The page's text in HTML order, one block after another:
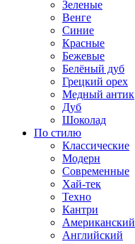
Зеленые
Венге
Синие
Красные
Бежевые
Белёный дуб
Грецкий орех
Медный антик
Дуб
Шоколад
По стилю
Классические
Модерн
Современные
Хай-тек
Техно
Кантри
Американский
Английский